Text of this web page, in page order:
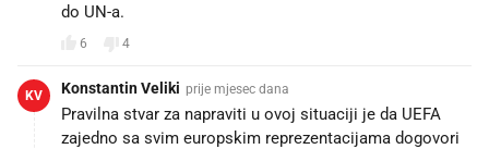
do UN-a.
6 4
KV Konstantin Veliki prije mjesec dana
Pravilna stvar za napraviti u ovoj situaciji je da UEFA
zajedno sa svim europskim reprezentacijama dogovori